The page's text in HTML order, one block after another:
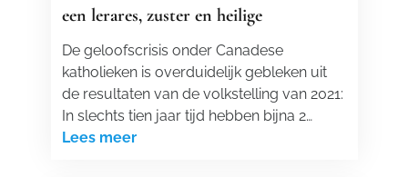
een lerares, zuster en heilige
De geloofscrisis onder Canadese
katholieken is overduidelijk gebleken uit
de resultaten van de volkstelling van 2021:
In slechts tien jaar tijd hebben bijna 2…
Lees meer